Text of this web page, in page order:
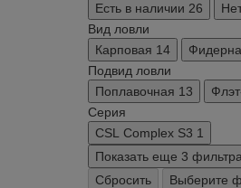
Есть в наличии 26
Вид ловли
Карповая 14
Подвид ловли
Поплавочная 13
Серия
CSL Complex S3 1
Показать еще 3 фильтра
Сбросить
Выберите